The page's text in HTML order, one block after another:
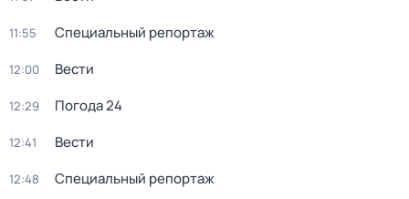
11:55 Специальный репортаж
12:00 Вести
12:29 Погода 24
12:41 Вести
12:48 Специальный репортаж